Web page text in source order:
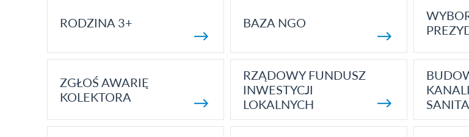
RODZINA 3+ BAZA NGO
ZGŁOŚ AWARIĘ
KOLEKTORA
RZĄDOWY FUNDUSZ
INWESTYCJI
LOKALNYCH